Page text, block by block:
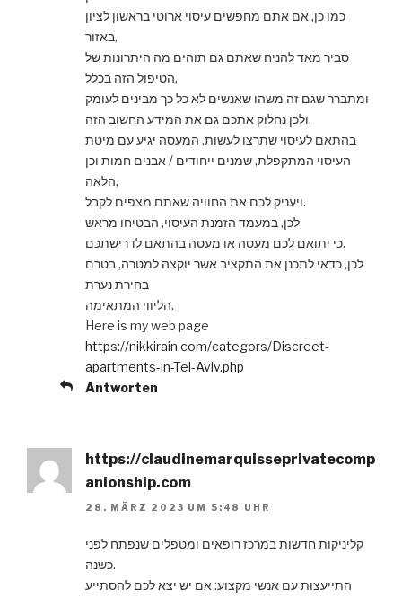
כמו כן, אם אתם מחפשים עיסוי ארוטי בראשון לציון
באזור,
סביר מאד להניח שאתם גם תוהים מה היתרונות של
הטיפול הזה בכלל,
ומתברר שגם זה משהו שאנשים לא כל כך מבינים לעומק
ולכן נחלוק אתכם גם את המידע החשוב הזה.
בהתאם לעיסוי שתרצו לעשות, המעסה יגיע עם מיטת
העיסוי המתקפלת, שמנים ייחודים / אבנים חמות וכן
הלאה,
ויעניק לכם את החוויה שאתם מצפים לקבל.
לכן, במעמד הזמנת העיסוי, הבטיחו מראש
כי יתואם לכם מעסה או מעסה בהתאם לדרישתכם.
לכן, כדאי לתכנן את התקציב אשר יוקצה למטרה, בטרם
בחירת נערת
הליווי המתאימה.
Here is my web page
https://nikkirain.com/categors/Discreet-
apartments-in-Tel-Aviv.php
Antworten
https://claudinemarquisseprivatecomp
anionship.com
28. MÄRZ 2023 UM 5:48 UHR
קליניקות חדשות במרכז רופאים ומטפלים שנפתח לפני
כשנה.
התייעצות עם אנשי מקצוע: אם יש יצא לכם להסתייע